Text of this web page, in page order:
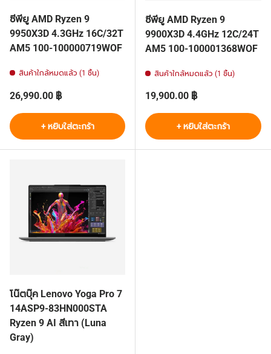
ซีพียู AMD Ryzen 9
9950X3D 4.3GHz 16C/32T
AM5 100-100000719WOF
สินค้าใกล้หมดแล้ว (1 ชิ้น)
ราคาปกติ
26,990.00 ฿
+ หยิบใส่ตะกร้า
ซีพียู AMD Ryzen 9
9900X3D 4.4GHz 12C/24T
AM5 100-100001368WOF
สินค้าใกล้หมดแล้ว (1 ชิ้น)
ราคาปกติ
19,900.00 ฿
+ หยิบใส่ตะกร้า
โน๊ตบุ๊ค Lenovo Yoga Pro 7
14ASP9-83HN000STA
Ryzen 9 AI สีเทา (Luna
Gray)